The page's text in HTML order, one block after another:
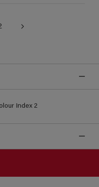
Index 2